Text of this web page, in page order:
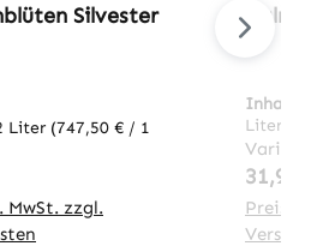
Silvester
Liter (747,50 € / 1
MwSt. zzgl.
Calma
Inhalt:
Liter)
31,95 €
Preise